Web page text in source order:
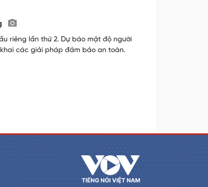
riêng lần thứ 2. Dự báo mật độ người
các giải pháp đảm bảo an toàn.